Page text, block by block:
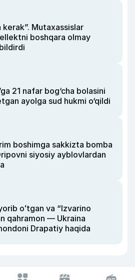
Mutaxassislar
boshqara olmay
21 nafar bog‘cha bolasini
ayolga sud hukmi o‘qildi
boshimga sakkizta bomba
siyosiy ayblovlardan
oʻtgan va “Izvarino
qahramon — Ukraina
Drapatiy haqida